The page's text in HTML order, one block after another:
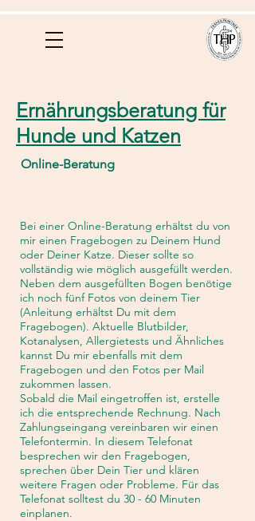
Ernährungsberatung für
Hunde und Katzen
Online-Beratung
Bei einer Online-Beratung erhältst du von
mir einen Fragebogen zu Deinem Hund
oder Deiner Katze. Dieser sollte so
vollständig wie möglich ausgefüllt werden.
Neben dem ausgefüllten Bogen benötige
ich noch fünf Fotos von deinem Tier
(Anleitung erhältst Du mit dem
Fragebogen). Aktuelle Blutbilder,
Kotanalysen, Allergietests und Ähnliches
kannst Du mir ebenfalls mit dem
Fragebogen und den Fotos per Mail
zukommen lassen.
Sobald die Mail eingetroffen ist, erstelle
ich die entsprechende Rechnung. Nach
Zahlungseingang vereinbaren wir einen
Telefontermin. In diesem Telefonat
besprechen wir den Fragebogen,
sprechen über Dein Tier und klären
weitere Fragen oder Probleme. Für das
Telefonat solltest du 30 - 60 Minuten
einplanen.